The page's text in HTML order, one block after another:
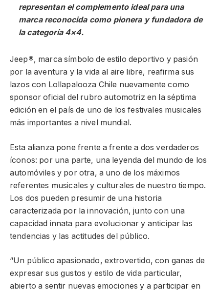
representan el complemento ideal para una
marca reconocida como pionera y fundadora de
la categoría 4×4.
Jeep®, marca símbolo de estilo deportivo y pasión
por la aventura y la vida al aire libre, reafirma sus
lazos con Lollapalooza Chile nuevamente como
sponsor oficial del rubro automotriz en la séptima
edición en el país de uno de los festivales musicales
más importantes a nivel mundial.
Esta alianza pone frente a frente a dos verdaderos
íconos: por una parte, una leyenda del mundo de los
automóviles y por otra, a uno de los máximos
referentes musicales y culturales de nuestro tiempo.
Los dos pueden presumir de una historia
caracterizada por la innovación, junto con una
capacidad innata para evolucionar y anticipar las
tendencias y las actitudes del público.
“Un público apasionado, extrovertido, con ganas de
expresar sus gustos y estilo de vida particular,
abierto a sentir nuevas emociones y a participar en